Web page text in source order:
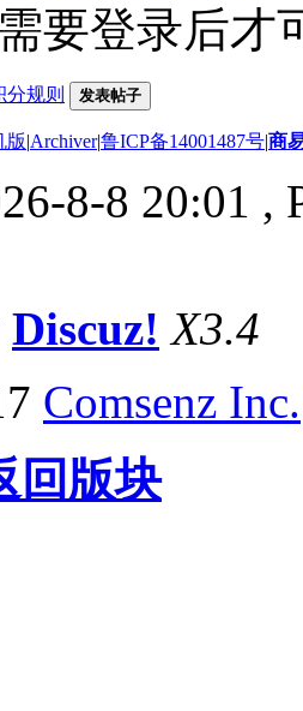
要登录后才
分规则 发表帖子
版|Archiver|鲁ICP备14001487号|商
8-8 20:01 ,
Discuz! X3.4
Comsenz Inc.
回版块